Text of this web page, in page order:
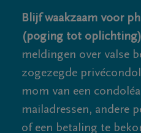
Blijf waakzaam voor
(poging tot
meldingen over valse
zogezegde
mom van een
mailadressen, andere
of een betaling te